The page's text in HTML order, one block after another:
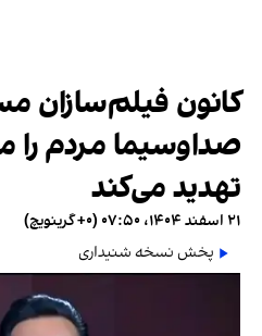
کانون فیلم‌سازان
صداوسیما مردم را
تهدید می‌کند
۲۱ اسفند ۱۴۰۴، ۰۷:۵۰ (‎+۰ گرینویچ)
پخش نسخه شنیداری